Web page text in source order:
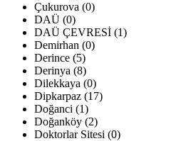
Çukurova (0)
DAÜ (0)
DAÜ ÇEVRESİ (1)
Demirhan (0)
Derince (5)
Derinya (8)
Dilekkaya (0)
Dipkarpaz (17)
Doğanci (1)
Doğanköy (2)
Doktorlar Sitesi (0)